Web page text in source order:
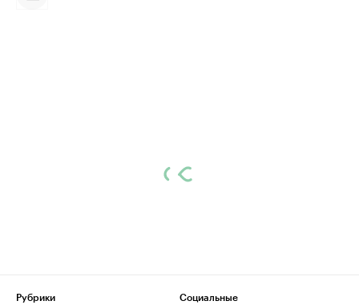
Рубрики
Социальные